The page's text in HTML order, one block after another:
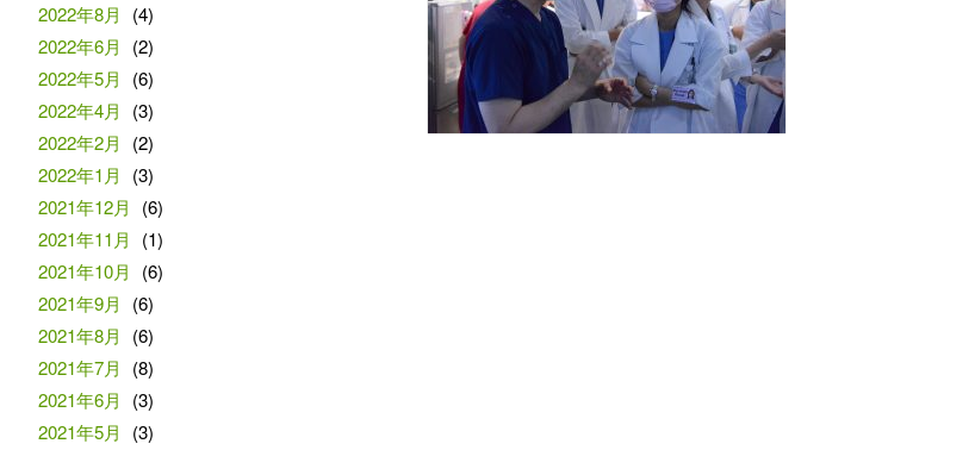
2022年8月
(4)
2022年6月
(2)
2022年5月
(6)
2022年4月
(3)
2022年2月
(2)
2022年1月
(3)
2021年12月
(6)
2021年11月
(1)
2021年10月
(6)
2021年9月
(6)
2021年8月
(6)
2021年7月
(8)
2021年6月
(3)
2021年5月
(3)